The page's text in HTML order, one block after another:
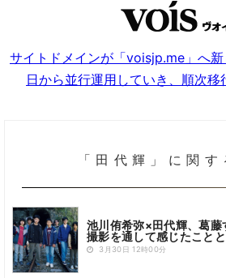
サイトドメインが「voisjp.me」へ新
日から並行運用していき、順次移
「田代輝」に関す
池川侑希弥×田代輝、葛
撮影を通して感じたこと
3月30日 12時00分